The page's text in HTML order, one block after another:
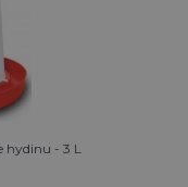
hydinu - 3 L